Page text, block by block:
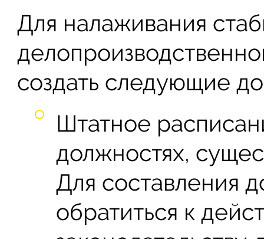
Для налаживания
создать следующие
Штатное
должностях,
Для составления
обратиться к